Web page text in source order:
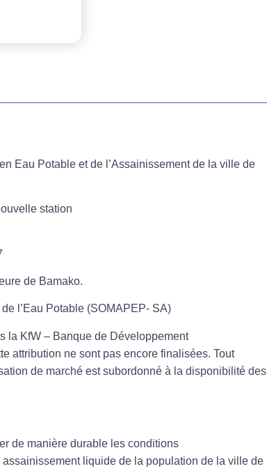
Potable et de l’Assainissement de la ville de
station
de Bamako.
Potable (SOMAPEP- SA)
KfW – Banque de Développement
attribution ne sont pas encore finalisées. Tout
de marché est subordonné à la disponibilité des
durable les conditions
liquide de la population de la ville de